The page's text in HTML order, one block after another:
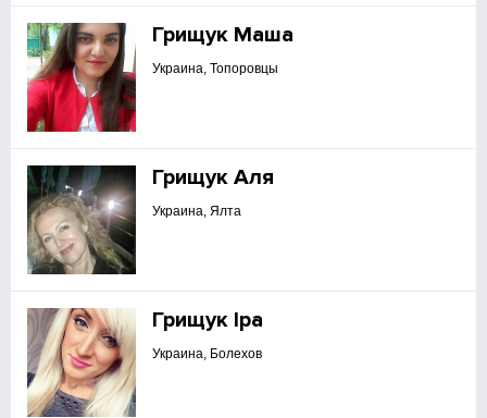
Грищук Маша
Украина, Топоровцы
Грищук Аля
Украина, Ялта
Грищук Іра
Украина, Болехов